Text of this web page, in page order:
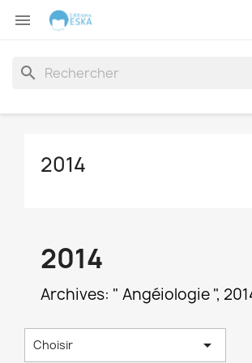

search
2014
2014
Archives: " Angéiologie ",
Choisir 